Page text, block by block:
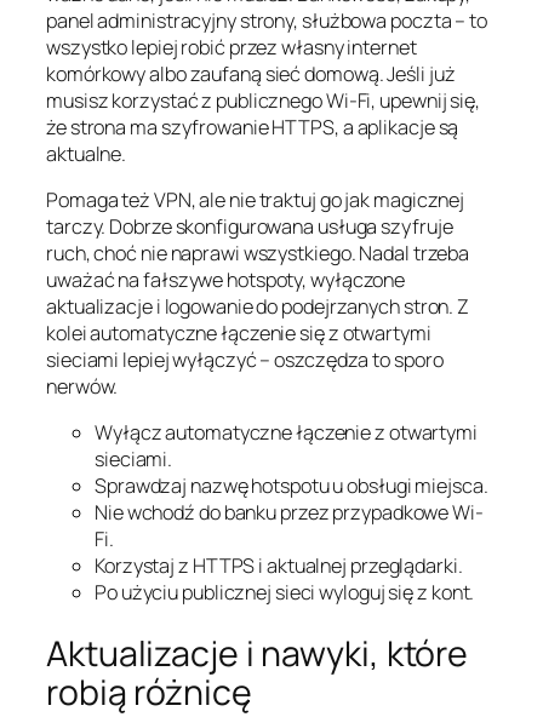
panel administracyjny strony, służbowa poczta – to
wszystko lepiej robić przez własny internet
komórkowy albo zaufaną sieć domową. Jeśli już
musisz korzystać z publicznego Wi-Fi, upewnij się,
że strona ma szyfrowanie HTTPS, a aplikacje są
aktualne.
Pomaga też VPN, ale nie traktuj go jak magicznej
tarczy. Dobrze skonfigurowana usługa szyfruje
ruch, choć nie naprawi wszystkiego. Nadal trzeba
uważać na fałszywe hotspoty, wyłączone
aktualizacje i logowanie do podejrzanych stron. Z
kolei automatyczne łączenie się z otwartymi
sieciami lepiej wyłączyć – oszczędza to sporo
nerwów.
Wyłącz automatyczne łączenie z otwartymi
sieciami.
Sprawdzaj nazwę hotspotu u obsługi miejsca.
Nie wchodź do banku przez przypadkowe Wi-
Fi.
Korzystaj z HTTPS i aktualnej przeglądarki.
Po użyciu publicznej sieci wyloguj się z kont.
Aktualizacje i nawyki, które
robią różnicę